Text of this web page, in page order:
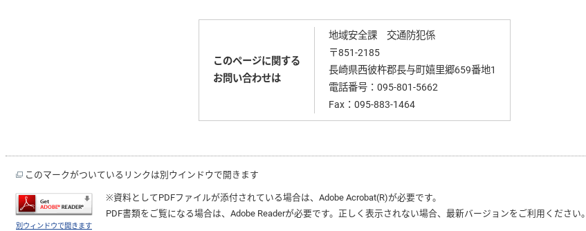
このページに関する
お問い合わせは
地域安全課 交通防犯係
〒851-2185
長崎県西彼杵郡長与町嬉里郷659番地1
電話番号： 095-801-5662
Fax：095-883-1464
このマークがついているリンクは別ウインドウで開きます
別ウィンドウで開きます
※資料としてPDFファイルが添付されている場合は、 Adobe Acrobat(R)が必要です。
PDF書類をご覧になる場合は、 Adobe Readerが必要です。正しく表示されない場合、最新バージョンをご利用ください。